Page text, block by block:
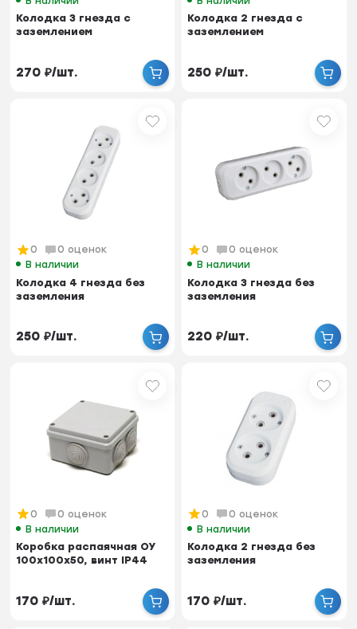
Колодка 3 гнезда с
заземлением
270 ₽/шт.
Колодка 2 гнезда с
заземлением
250 ₽/шт.
0
0 оценок
В наличии
Колодка 4 гнезда без
заземления
250 ₽/шт.
0
0 оценок
В наличии
Колодка 3 гнезда без
заземления
220 ₽/шт.
0
0 оценок
В наличии
Коробка распаячная ОУ
100x100x50, винт IP44
170 ₽/шт.
0
0 оценок
В наличии
Колодка 2 гнезда без
заземления
170 ₽/шт.